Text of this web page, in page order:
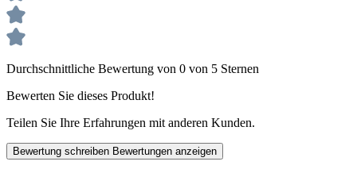
Durchschnittliche Bewertung von 0 von 5 Sternen
Bewerten Sie dieses Produkt!
Teilen Sie Ihre Erfahrungen mit anderen Kunden.
Bewertung schreiben Bewertungen anzeigen